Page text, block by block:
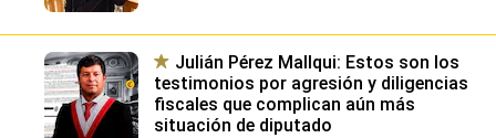
Julián Pérez Mallqui: Estos son los
testimonios por agresión y diligencias
fiscales que complican aún más
situación de diputado